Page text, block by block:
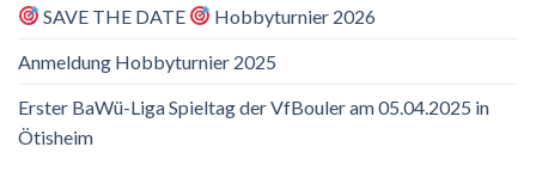
SAVE THE DATE
Hobbyturnier 2026
Anmeldung Hobbyturnier 2025
Erster BaWü-Liga Spieltag der VfBouler am 05.04.2025 in
Ötisheim